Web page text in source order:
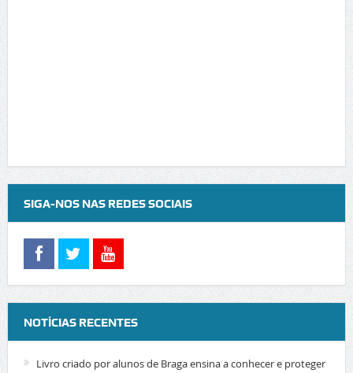
SIGA-NOS NAS REDES SOCIAIS
NOTÍCIAS RECENTES
Livro criado por alunos de Braga ensina a conhecer e proteger